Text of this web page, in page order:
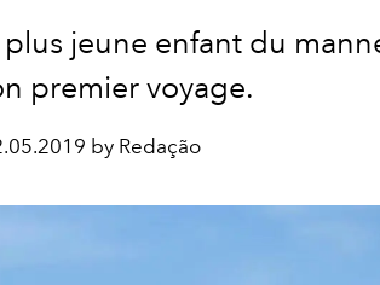
jeune enfant du
premier voyage.
by Redação